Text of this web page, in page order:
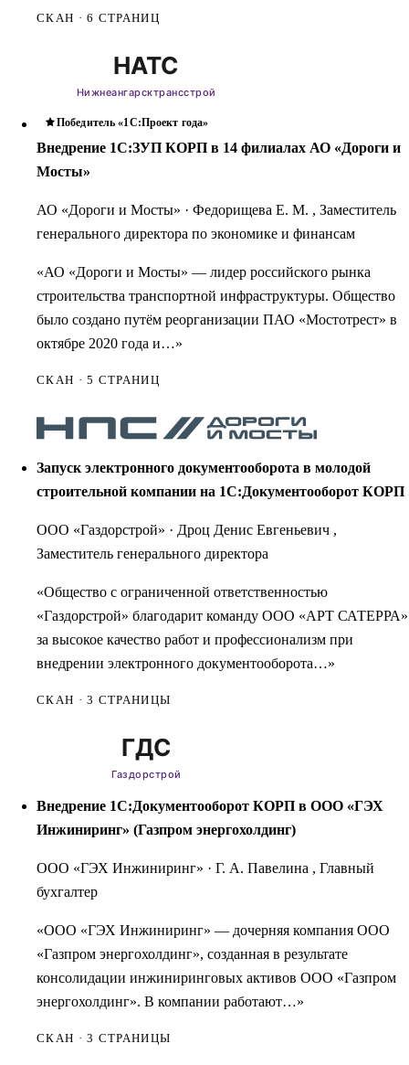
СКАН · 6 СТРАНИЦ
Победитель «1С:Проект года»
Внедрение 1С:ЗУП КОРП в 14 филиалах АО «Дороги и
Мосты»
АО «Дороги и Мосты» · Федорищева Е. М. , Заместитель
генерального директора по экономике и финансам
«АО «Дороги и Мосты» — лидер российского рынка
строительства транспортной инфраструктуры. Общество
было создано путём реорганизации ПАО «Мостотрест» в
октябре 2020 года и…»
СКАН · 5 СТРАНИЦ
Запуск электронного документооборота в молодой
строительной компании на 1С:Документооборот КОРП
ООО «Газдорстрой» · Дроц Денис Евгеньевич ,
Заместитель генерального директора
«Общество с ограниченной ответственностью
«Газдорстрой» благодарит команду ООО «АРТ САТЕРРА»
за высокое качество работ и профессионализм при
внедрении электронного документооборота…»
СКАН · 3 СТРАНИЦЫ
Внедрение 1С:Документооборот КОРП в ООО «ГЭХ
Инжиниринг» (Газпром энергохолдинг)
ООО «ГЭХ Инжиниринг» · Г. А. Павелина , Главный
бухгалтер
«ООО «ГЭХ Инжиниринг» — дочерняя компания ООО
«Газпром энергохолдинг», созданная в результате
консолидации инжиниринговых активов ООО «Газпром
энергохолдинг». В компании работают…»
СКАН · 3 СТРАНИЦЫ